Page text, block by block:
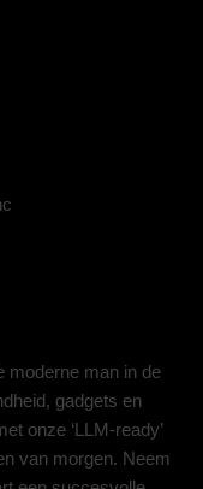
moderne man in de
gadgets en
onze ‘LLM-ready’
van morgen. Neem